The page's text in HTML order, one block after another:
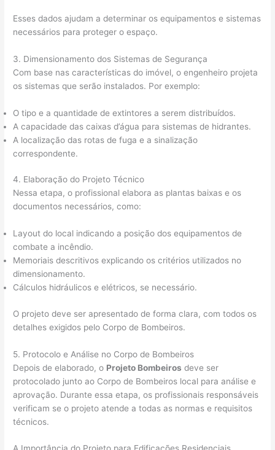
Esses dados ajudam a determinar os equipamentos e sistemas
necessários para proteger o espaço.
3. Dimensionamento dos Sistemas de Segurança
Com base nas características do imóvel, o engenheiro projeta
os sistemas que serão instalados. Por exemplo:
O tipo e a quantidade de extintores a serem distribuídos.
A capacidade das caixas d’água para sistemas de hidrantes.
A localização das rotas de fuga e a sinalização
correspondente.
4. Elaboração do Projeto Técnico
Nessa etapa, o profissional elabora as plantas baixas e os
documentos necessários, como:
Layout do local indicando a posição dos equipamentos de
combate a incêndio.
Memoriais descritivos explicando os critérios utilizados no
dimensionamento.
Cálculos hidráulicos e elétricos, se necessário.
O projeto deve ser apresentado de forma clara, com todos os
detalhes exigidos pelo Corpo de Bombeiros.
5. Protocolo e Análise no Corpo de Bombeiros
Depois de elaborado, o Projeto Bombeiros deve ser
protocolado junto ao Corpo de Bombeiros local para análise e
aprovação. Durante essa etapa, os profissionais responsáveis
verificam se o projeto atende a todas as normas e requisitos
técnicos.